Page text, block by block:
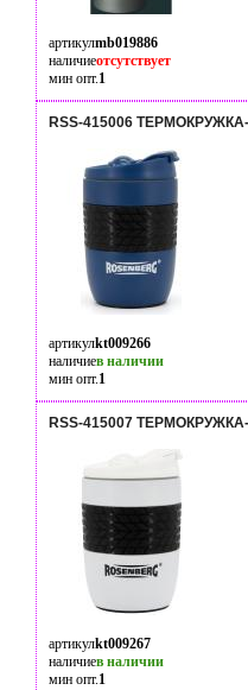
артикулmb019886
наличиеотсутствует
мин опт.1
RSS-415006
артикулkt009266
наличиев наличии
мин опт.1
RSS-415007
артикулkt009267
наличиев наличии
мин опт.1